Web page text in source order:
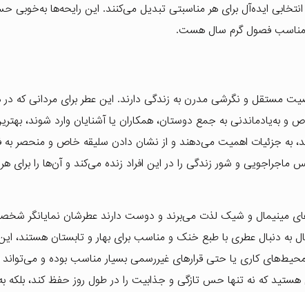
انتخابی ایده‌آل برای هر مناسبتی تبدیل می‌کنند. این رایحه‌ها
مناسب فصول گرم سال هست.
مستقل و نگرشی مدرن به زندگی دارند. این عطر برای مردانی که در
به‌یادماندنی به جمع دوستان، همکاران یا آشنایان وارد شوند،
به جزئیات اهمیت می‌دهند و از نشان دادن سلیقه خاص و منحصر به
و شور زندگی را در این افراد زنده می‌کند و آن‌ها را برای
مینیمال و شیک لذت می‌برند و دوست دارند عطرشان نمایانگر
به دنبال عطری با طبع خنک و مناسب برای بهار و تابستان هستند،
کاری یا حتی قرارهای غیررسمی بسیار مناسب بوده و می‌تواند
که نه تنها حس تازگی و جذابیت را در طول روز حفظ کند، بلکه